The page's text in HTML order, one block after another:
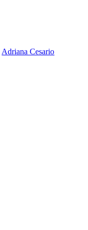
Adriana Cesario